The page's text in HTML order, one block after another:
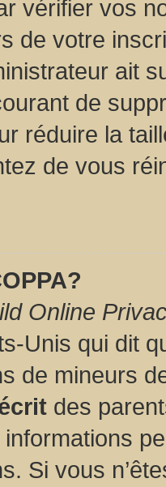
vérifier vos
de votre
ait
de
réduire la
de vous
Online
Unis qui dit
de mineurs
des
Si vous